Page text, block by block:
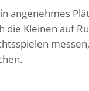
angenehmes
Kleinen auf